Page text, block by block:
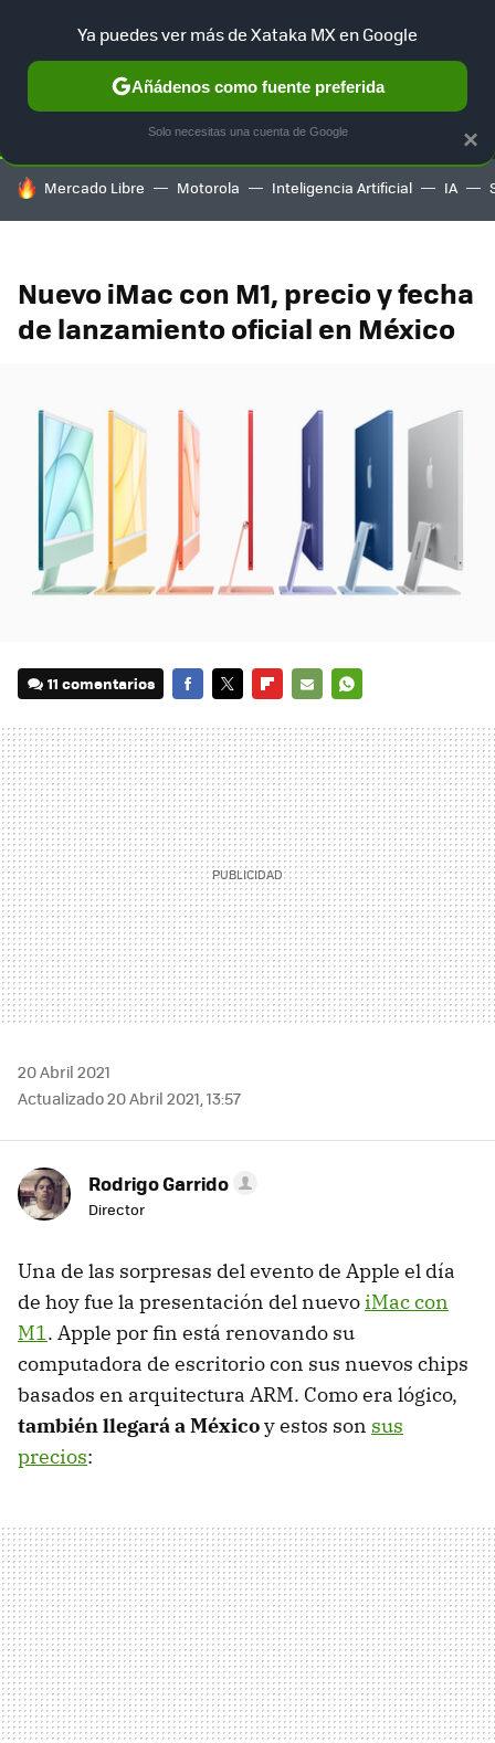
SELECCIÓN GAMING HOME AUTO TERRITORIO
HOY SE HABLA DE
Mercado Libre Motorola Inteligencia Artificial IA
Nuevo iMac con M1, precio y fecha
de lanzamiento oficial en México
11 comentarios
MAIL
20 Abril 2021
Actualizado 20 Abril 2021, 13:57
Rodrigo Garrido
Director
Una de las sorpresas del evento de Apple el día
de hoy fue la presentación del nuevoiMac con
M1. Apple por fin está renovando su
computadora de escritorio con sus nuevos chips
basados en arquitectura ARM. Como era lógico,
también llegará a Méxicoy estos son sus
precios:
×
Ya puedes ver más de Xataka MX en Google
Añádenos como fuente preferida
Solo necesitas una cuenta de Google